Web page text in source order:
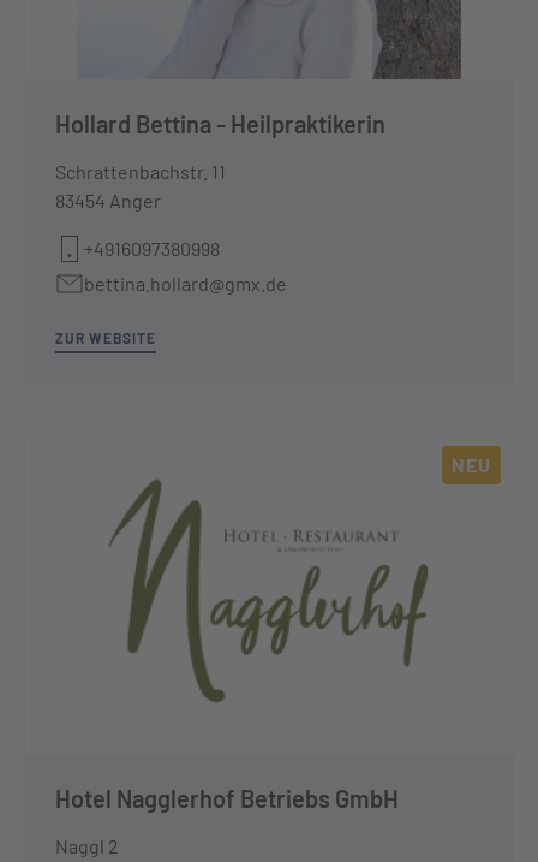
Hollard Bettina - Heilpraktikerin
Schrattenbachstr. 11
83454 Anger
+4916097380998
bettina.hollard@gmx.de
ZUR WEBSITE
NEU
Hotel Nagglerhof Betriebs GmbH
Naggl 2